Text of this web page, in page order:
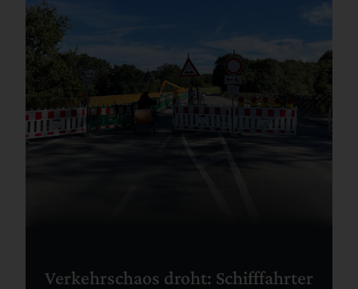
Verkehrschaos droht: Schifffahrter